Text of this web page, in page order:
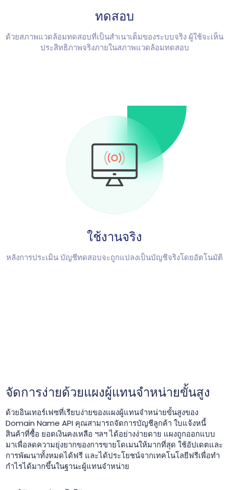
ทดสอบ
ด้วยสภาพแวดล้อมทดสอบที่เป็นสำเนาเต็มของระบบจริง ผู้ใช้จะเห็น
ประสิทธิภาพจริงภายในสภาพแวดล้อมทดสอบ
ใช้งานจริง
หลังการประเมิน บัญชีทดสอบจะถูกแปลงเป็นบัญชีจริงโดยอัตโนมัติ
จัดการง่ายด้วยแผงผู้แทนจำหน่ายขั้นสูง
ด้วยอินเทอร์เฟซที่เรียบง่ายของแผงผู้แทนจำหน่ายขั้นสูงของ
Domain Name API คุณสามารถจัดการบัญชีลูกค้า ใบแจ้งหนี้
สินค้าที่ซื้อ ยอดเงินคงเหลือ ฯลฯ ได้อย่างง่ายดาย แผงถูกออกแบบ
มาเพื่อลดความยุ่งยากของการขายโดเมนให้มากที่สุด ใช้อัปเดตและ
การพัฒนาทั้งหมดได้ฟรี และได้ประโยชน์จากเทคโนโลยีฟรีเพื่อทำ
กำไรได้มากขึ้นในฐานะผู้แทนจำหน่าย